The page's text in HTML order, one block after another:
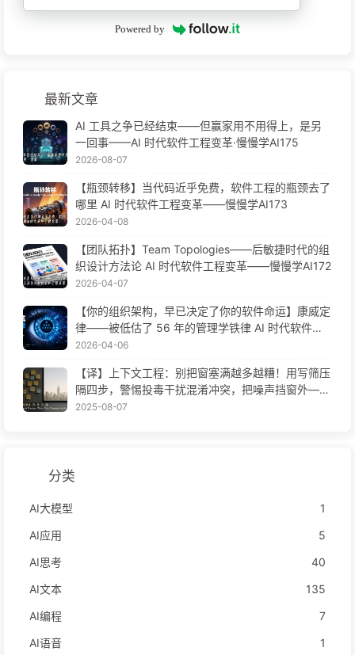
Powered by
最新文章
AI 工具之争已经结束——但赢家用不用得上，是另
一回事——AI 时代软件工程变革·慢慢学AI175
2026-08-07
【瓶颈转移】当代码近乎免费，软件工程的瓶颈去了
哪里 AI 时代软件工程变革——慢慢学AI173
2026-04-08
【团队拓扑】Team Topologies——后敏捷时代的组
织设计方法论 AI 时代软件工程变革——慢慢学AI172
2026-04-07
【你的组织架构，早已决定了你的软件命运】康威定
律——被低估了 56 年的管理学铁律 AI 时代软件工
程变革——慢慢学AI171
2026-04-06
【译】上下文工程：别把窗塞满越多越糟！用写筛压
隔四步，警惕投毒干扰混淆冲突，把噪声挡窗外——
慢慢学AI170
2025-08-07
分类
AI大模型
1
AI应用
5
AI思考
40
AI文本
135
AI编程
7
AI语音
1